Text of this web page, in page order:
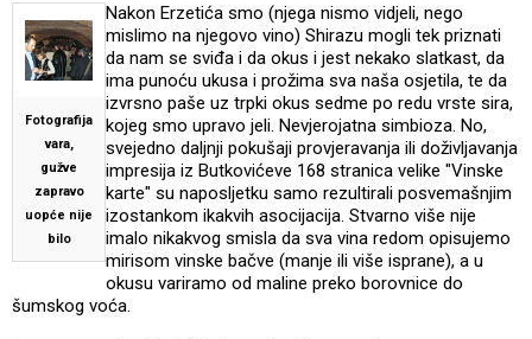
Fotografija
vara,
gužve
zapravo
uopće nije
bilo
Nakon Erzetića smo (njega nismo vidjeli, nego
mislimo na njegovo vino) Shirazu mogli tek priznati
da nam se sviđa i da okus i jest nekako slatkast, da
ima punoću ukusa i prožima sva naša osjetila, te da
izvrsno paše uz trpki okus sedme po redu vrste sira,
kojeg smo upravo jeli. Nevjerojatna simbioza. No,
svejedno daljnji pokušaji provjeravanja ili doživljavanja
impresija iz Butkovićeve 168 stranica velike "Vinske
karte" su naposljetku samo rezultirali posvemašnjim
izostankom ikakvih asocijacija. Stvarno više nije
imalo nikakvog smisla da sva vina redom opisujemo
mirisom vinske bačve (manje ili više isprane), a u
okusu variramo od maline preko borovnice do
šumskog voća.